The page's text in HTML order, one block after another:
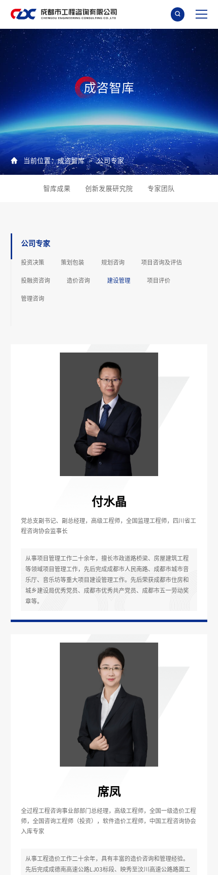

成咨智库
 当前位置：成咨智库 > 公司专家
智库成果 创新发展研究院 专家团队
公司专家
投资决策 策划包装 规划咨询 项⽬咨询及评估
投融资咨询 造价咨询 建设管理 项⽬评价
管理咨询
付水晶
党总支副书记、副总经理，高级工程师，全国监理工程师，四川省工
程咨询协会监事长
从事项目管理工作二十余年，擅长市政道路桥梁、房屋建筑工程
等领域项目管理工作，先后完成成都市人民南路、成都市城市音
乐厅、音乐坊等重大项目建设管理工作。先后荣获成都市住房和
城乡建设局优秀党员、成都市优秀共产党员、成都市五一劳动奖
章等。
席凤
全过程工程咨询事业部部门总经理，高级工程师，全国一级造价工程
师，全国咨询工程师（投资），软件造价工程师，中国工程咨询协会
入库专家
从事工程造价工作二十余年，具有丰富的造价咨询和管理经验。
先后完成成德南高速公路LJ03标段、映秀至汶川高速公路路面工